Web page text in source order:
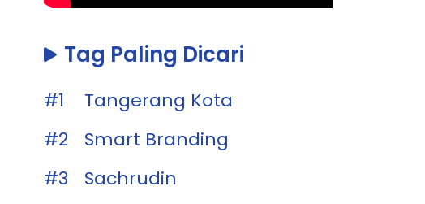
Tag Paling Dicari
#1
Tangerang Kota
#2
Smart Branding
#3
Sachrudin